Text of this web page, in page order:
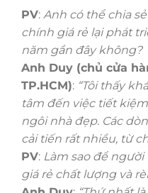
PV: Anh có thể chia
chính giá rẻ lại phát
năm gần đây không?
Anh Duy (chủ cửa
TP.HCM): “Tôi thấy
tâm đến việc tiết
ngôi nhà đẹp. Các
cải tiến rất nhiều, từ
PV: Làm sao để
giá rẻ chất lượng và